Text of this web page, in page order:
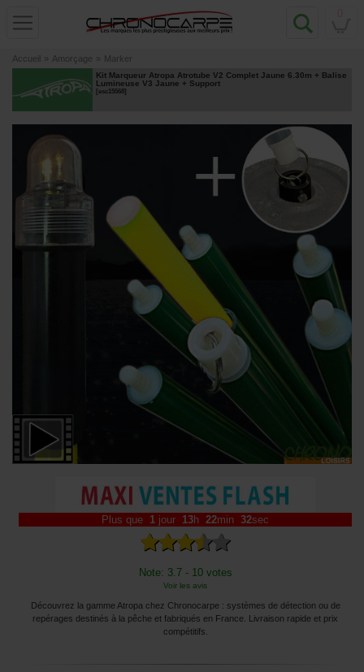
Accueil » Amorçage » Marker
Kit Marqueur Atropa Atrotube V2 Complet Jaune 6.30m + Balise
Lumineuse V3 Jaune + Support
[esc15568]
Plus que 1 jour 13h 22min 31sec
Note: 3.7 - 10 votes
Voir les avis
Découvrez la gamme Atropa chez Chronocarpe : systèmes de détection ou de
repérages destinés à la pêche et fabriqués en France. Livraison rapide et prix
compétitifs.